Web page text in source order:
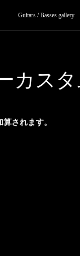
Guitars / Basses gallery
カスタ
されます。